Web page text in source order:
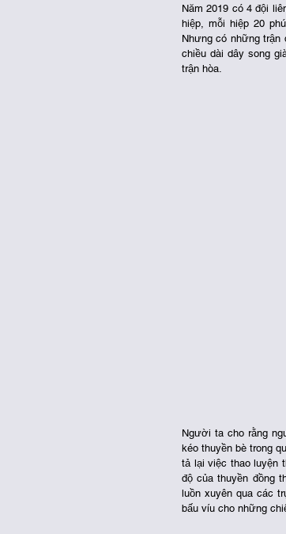
Năm 2019 có 4 đội
hiệp, mỗi hiệp 20
Nhưng có những trận
chiều dài dây song
trận hòa.
Người ta cho rằng
kéo thuyền bè trong
tả lại việc thao luyện
độ của thuyền đồng
luồn xuyên qua các
bấu víu cho những